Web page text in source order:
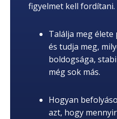
figyelmet kell fordítani.
Találja meg
és tudja meg,
boldogsága,
még sok más.
Hogyan
azt, hogy